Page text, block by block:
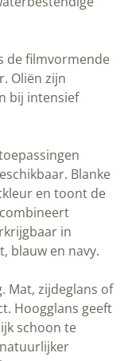
of hoogglans
voor vlekken.
te beoordelen.
Gebruik alleen
Na menging
Plan je werk en
hechting op een
volledig weg voor